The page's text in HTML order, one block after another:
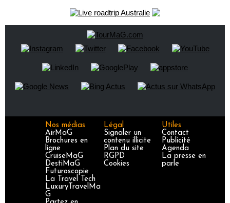
Nos médias
AirMaG
Brochures en
ligne
CruiseMaG
DestiMaG
Futuroscopie
La Travel Tech
LuxuryTravelMa
G
Légal
Signaler un
contenu illicite
Plan du site
RGPD
Cookies
Utiles
Contact
Publicité
Agenda
La presse en
parle